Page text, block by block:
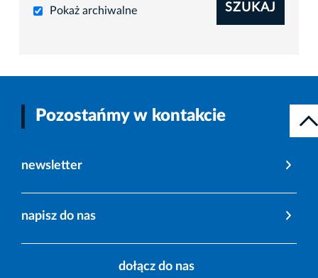
Pokaż archiwalne SZUKAJ
Pozostańmy w kontakcie
newsletter
napisz do nas
dołącz do nas